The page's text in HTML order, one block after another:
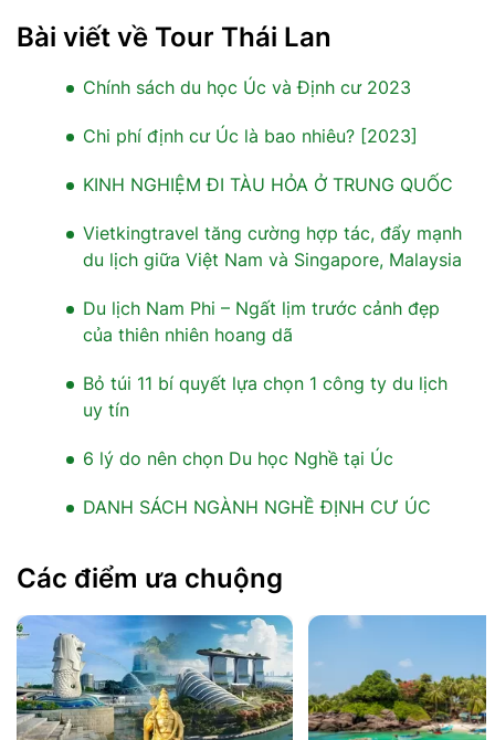
Bài viết về Tour Thái Lan
Chính sách du học Úc và Định cư 2023
Chi phí định cư Úc là bao nhiêu? [2023]
KINH NGHIỆM ĐI TÀU HỎA Ở TRUNG QUỐC
Vietkingtravel tăng cường hợp tác, đẩy mạnh
du lịch giữa Việt Nam và Singapore, Malaysia
Du lịch Nam Phi – Ngất lịm trước cảnh đẹp
của thiên nhiên hoang dã
Bỏ túi 11 bí quyết lựa chọn 1 công ty du lịch
uy tín
6 lý do nên chọn Du học Nghề tại Úc
DANH SÁCH NGÀNH NGHỀ ĐỊNH CƯ ÚC
Các điểm ưa chuộng